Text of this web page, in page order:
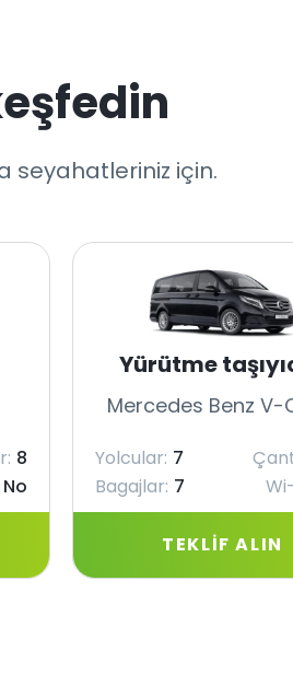
seyahatleriniz için.
8
No
Yürütme
Mercedes Benz V-
Yolcular: 7
Bagajlar: 7
TEKLIF ALIN